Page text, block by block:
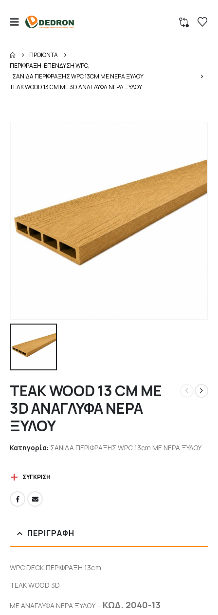
ΠΡΟΪΌΝΤΑ
ΠΕΡΙΦΡΑΞΗ-ΕΠΕΝΔΥΣΗ WPC,
ΣΑΝΙΔΑ ΠΕΡΙΦΡΑΞΗΣ WPC 13CM ΜΕ ΝΕΡΑ ΞΥΛΟΥ
TEAK WOOD 13 CM ΜΕ 3D ΑΝΑΓΛΥΦΑ ΝΕΡΑ ΞΥΛΟΥ
TEAK WOOD 13 CM ΜΕ
3D ΑΝΑΓΛΥΦΑ ΝΕΡΑ
ΞΥΛΟΥ
Κατηγορία: ΣΑΝΙΔΑ ΠΕΡΙΦΡΑΞΗΣ WPC 13cm ΜΕ ΝΕΡΑ ΞΥΛΟΥ
ΣΎΓΚΡΙΣΗ
ΠΕΡΙΓΡΑΦΉ
WPC DECK ΠΕΡΙΦΡΑΞΗ 13cm
TEAK WOOD 3D
ΜΕ ΑΝΑΓΛΥΦΑ ΝΕΡΑ ΞΥΛΟΥ – ΚΩΔ. 2040-13